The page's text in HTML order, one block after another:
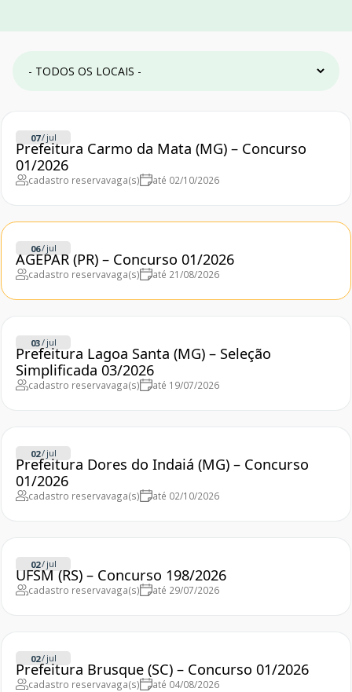
07/ jul
Prefeitura Carmo da Mata (MG) – Concurso
01/2026
cadastro reservavaga(s) até 02/10/2026
06/ jul
AGEPAR (PR) – Concurso 01/2026
cadastro reservavaga(s) até 21/08/2026
03/ jul
Prefeitura Lagoa Santa (MG) – Seleção
Simplificada 03/2026
cadastro reservavaga(s) até 19/07/2026
02/ jul
Prefeitura Dores do Indaiá (MG) – Concurso
01/2026
cadastro reservavaga(s) até 02/10/2026
02/ jul
UFSM (RS) – Concurso 198/2026
cadastro reservavaga(s) até 29/07/2026
02/ jul
Prefeitura Brusque (SC) – Concurso 01/2026
cadastro reservavaga(s) até 04/08/2026